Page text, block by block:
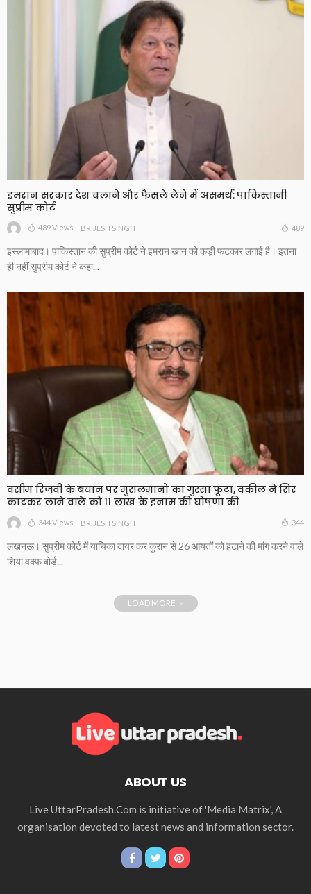
इमरान सरकार देश चलाने और फैसले लेने में असमर्थ: पाकिस्तानी
सुप्रीम कोर्ट
489 Views BRIJESH SINGH 489
इस्लामाबाद। पाकिस्तान की सुप्रीम कोर्ट ने इमरान खान को कड़ी फटकार लगाई है। इतना
ही नहीं सुप्रीम कोर्ट ने कहा...
वसीम रिजवी के बयान पर मुसलमानों का गुस्सा फूटा, वकील ने सिर
काटकर लाने वाले को 11 लाख के इनाम की घोषणा की
344 Views BRIJESH SINGH 344
लखनऊ। सुप्रीम कोर्ट में याचिका दायर कर कुरान से 26 आयतों को हटाने की मांग करने वाले
शिया वक्फ बोर्ड...
LOAD MORE
ABOUT US
Live UttarPradesh.Com is initiative of 'Media Matrix', A
organisation devoted to latest news and information sector.